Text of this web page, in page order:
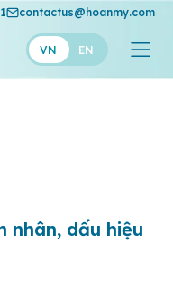
contactus@hoanmy.com
VN EN
nhân, dấu hiệu